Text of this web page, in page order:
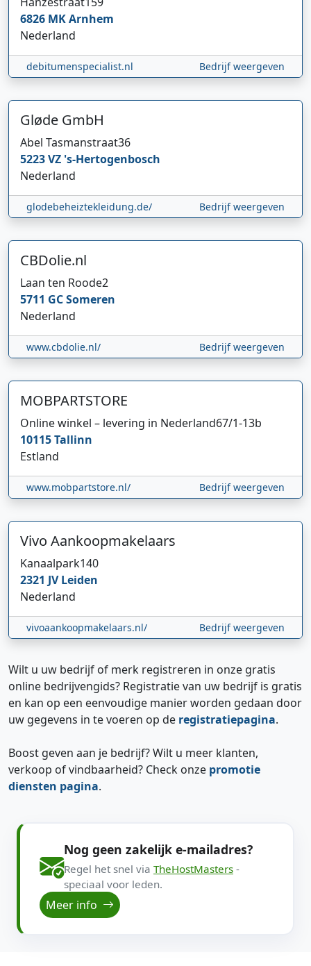
6826 MKArnhem
Nederland
debitumenspecialist.nl Bedrijf weergeven
Gløde GmbH
Abel Tasmanstraat36
5223 VZ 's-Hertogenbosch
Nederland
glodebeheiztekleidung.de/ Bedrijf weergeven
CBDolie.nl
Laan ten Roode2
5711 GCSomeren
Nederland
www.cbdolie.nl/ Bedrijf weergeven
MOBPARTSTORE
Online winkel – levering in Nederland67/1-13b
10115Tallinn
Estland
www.mobpartstore.nl/ Bedrijf weergeven
Vivo Aankoopmakelaars
Kanaalpark140
2321 JVLeiden
Nederland
vivoaankoopmakelaars.nl/ Bedrijf weergeven
Wilt u uw bedrijf of merk registreren in onze gratis
online bedrijvengids? Registratie van uw bedrijf is gratis
en kan op een eenvoudige manier worden gedaan door
uw gegevens in te voeren op de registratiepagina.
Boost geven aan je bedrijf? Wilt u meer klanten,
verkoop of vindbaarheid? Check onze promotie
diensten pagina.
Nog geen zakelijk e-mailadres?
Regel het snel via TheHostMasters -
speciaal voor leden.
Meer info